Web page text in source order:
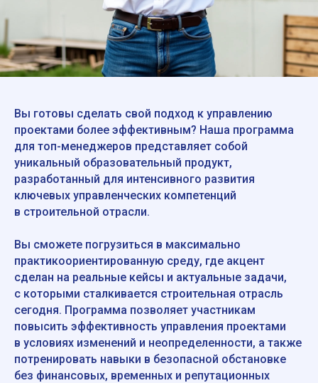
Вы готовы сделать свой подход к управлению
проектами более эффективным? Наша программа
для топ-менеджеров представляет собой
уникальный образовательный продукт,
разработанный для интенсивного развития
ключевых управленческих компетенций
в строительной отрасли.
Вы сможете погрузиться в максимально
практикоориентированную среду, где акцент
сделан на реальные кейсы и актуальные задачи,
с которыми сталкивается строительная отрасль
сегодня. Программа позволяет участникам
повысить эффективность управления проектами
в условиях изменений и неопределенности, а также
потренировать навыки в безопасной обстановке
без финансовых, временных и репутационных